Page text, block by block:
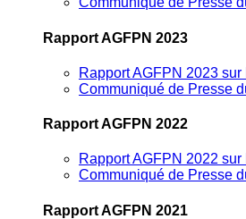
Rapport AGFPN 2023
Rapport AGFPN 2023
Communiqué de Presse
Rapport AGFPN 2022
Rapport AGFPN 2022
Communiqué de Presse
Rapport AGFPN 2021